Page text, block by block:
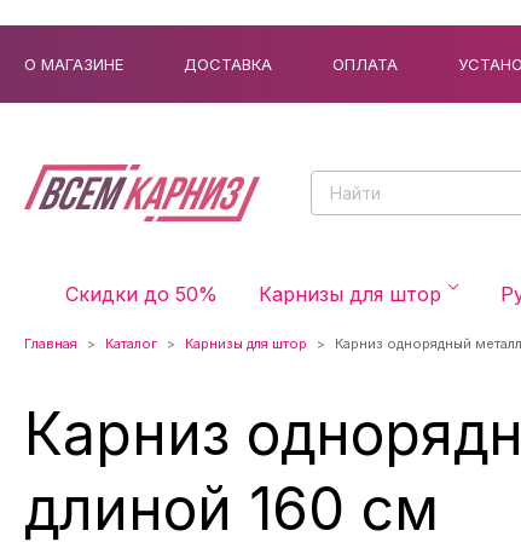
О МАГАЗИНЕ ДОСТАВКА ОПЛАТА
Скидки до 50% Карнизы для штор
Главная Каталог Карнизы для штор Карниз однорядный
Карниз
длиной 160 см